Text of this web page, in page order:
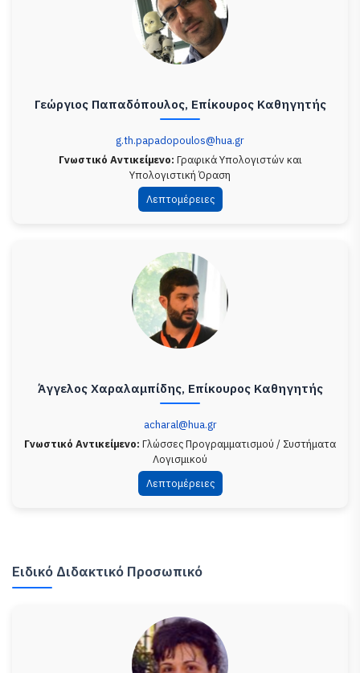
Γεώργιος Παπαδόπουλος, Επίκουρος Καθηγητής
g.th.papadopoulos@hua.gr
Γνωστικό Αντικείμενο: Γραφικά Υπολογιστών και
Υπολογιστική Όραση
Λεπτομέρειες
Άγγελος Χαραλαμπίδης, Επίκουρος Καθηγητής
acharal@hua.gr
Γνωστικό Αντικείμενο: Γλώσσες Προγραμματισμού / Συστήματα
Λογισμικού
Λεπτομέρειες
Ειδικό Διδακτικό Προσωπικό